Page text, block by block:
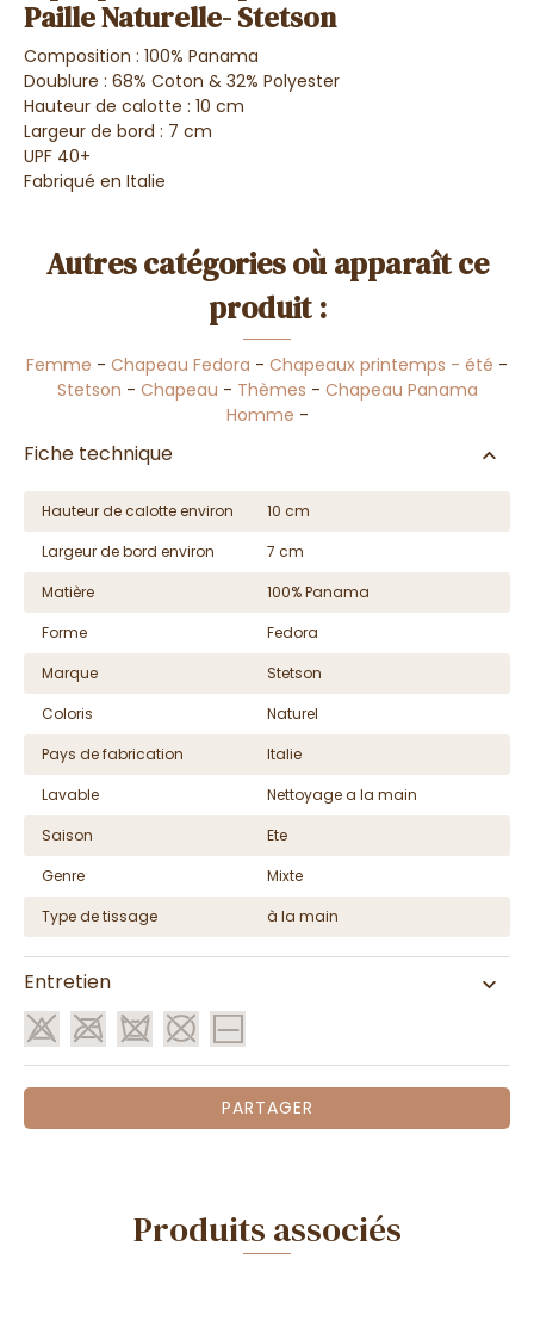
Paille Naturelle- Stetson
Composition : 100% Panama
Doublure : 68% Coton & 32% Polyester
Hauteur de calotte : 10 cm
Largeur de bord : 7 cm
UPF 40+
Fabriqué en Italie
Autres catégories où apparaît ce
produit :
Femme - Chapeau Fedora - Chapeaux printemps - été -
Stetson - Chapeau - Thèmes - Chapeau Panama
Homme -
Fiche technique
Hauteur de calotte environ
10 cm
Largeur de bord environ
7 cm
Matière
100% Panama
Forme
Fedora
Marque
Stetson
Coloris
Naturel
Pays de fabrication
Italie
Lavable
Nettoyage a la main
Saison
Ete
Genre
Mixte
Type de tissage
à la main
Entretien
PARTAGER
Produits associés